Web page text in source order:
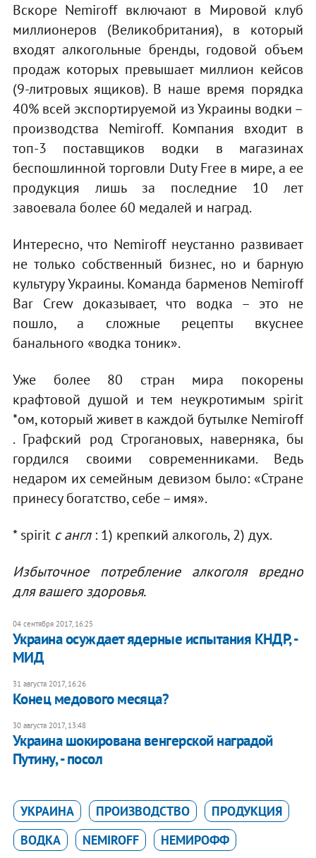
Вскоре Nemiroff включают в Мировой клуб
миллионеров (Великобритания), в который
входят алкогольные бренды, годовой объем
продаж которых превышает миллион кейсов
(9-литровых ящиков). В наше время порядка
40% всей экспортируемой из Украины водки –
производства Nemiroff. Компания входит в
топ-3 поставщиков водки в магазинах
беспошлинной торговли Duty Free в мире, а ее
продукция лишь за последние 10 лет
завоевала более 60 медалей и наград.
Интересно, что Nemiroff неустанно развивает
не только собственный бизнес, но и барную
культуру Украины. Команда барменов Nemiroff
Bar Crew доказывает, что водка – это не
пошло, а сложные рецепты вкуснее
банального «водка тоник».
Уже более 80 стран мира покорены
крафтовой душой и тем неукротимым spirit
*ом, который живет в каждой бутылке Nemiroff
. Графский род Строгановых, наверняка, бы
гордился своими современниками. Ведь
недаром их семейным девизом было: «Стране
принесу богатство, себе – имя».
* spirit с англ: 1) крепкий алкоголь, 2) дух.
Избыточное потребление алкоголя вредно
для вашего здоровья.
04 сентября 2017, 16:25
Украина осуждает ядерные испытания КНДР, -
МИД
31 августа 2017, 16:26
Конец медового месяца?
30 августа 2017, 13:48
Украина шокирована венгерской наградой
Путину, - посол
УКРАИНА ПРОИЗВОДСТВО
ПРОДУКЦИЯ
ВОДКА
NEMIROFF НЕМИРОФФ